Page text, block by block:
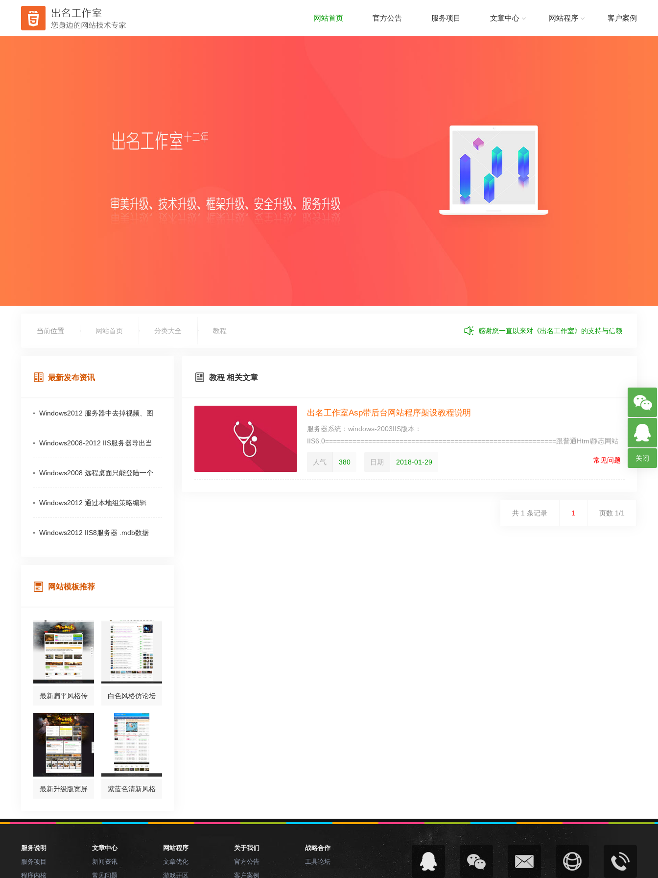
网站首页 官方公告 服务项目 文章中心 网站程序 客户案例
当前位置 网站首页 分类大全 教程 感谢您一直以来对《出名工作室》的支持与信赖
最新发布资讯
Windows2012 服务器中去掉视频、图
Windows2008-2012 IIS服务器导出当
Windows2008 远程桌面只能登陆一个
Windows2012 通过本地组策略编辑
Windows2012 IIS8服务器 .mdb数据
网站模板推荐
最新扁平风格传 白色风格仿论坛
最新升级版宽屏 紫蓝色清新风格
教程 相关文章
出名工作室Asp带后台网站程序架设教程说明
服务器系统：windows-2003IIS版本：
IIS6.0===========================================================跟普通Html静态网站
人气
380 日期 2018-01-29 常见问题
共 1 条记录 1 页数 1/1
服务说明
服务项目
程序内核
文章中心
新闻资讯
常见问题
网站程序
文章优化
游戏开区
关于我们
官方公告
客户案例
战略合作
工具论坛
关闭